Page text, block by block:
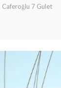
Caferoğlu 7 Gulet